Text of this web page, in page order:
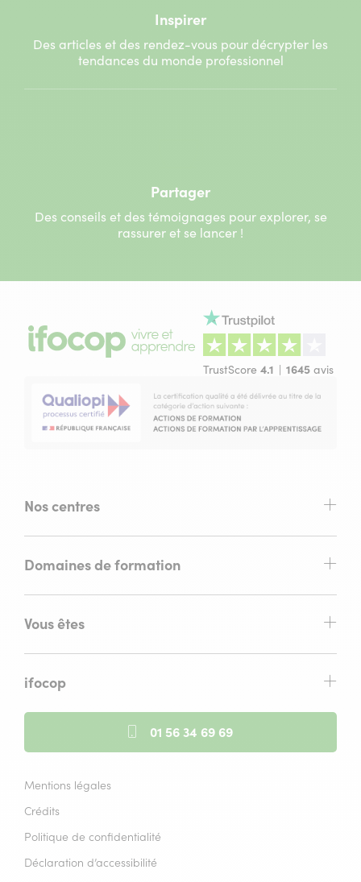
Inspirer
Des articles et des rendez-vous pour décrypter les
tendances du monde professionnel
Partager
Des conseils et des témoignages pour explorer, se
rassurer et se lancer !
TrustScore 4.1 1645 avis
Nos centres
Domaines de formation
Vous êtes
ifocop
01 56 34 69 69
Mentions légales
Crédits
Politique de confidentialité
Déclaration d’accessibilité